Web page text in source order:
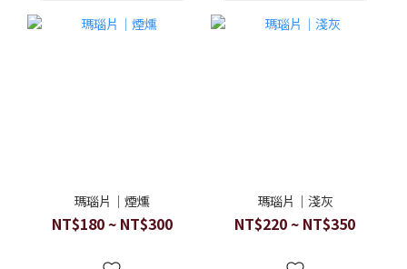
瑪瑙片｜煙燻
NT$180 ~ NT$300
瑪瑙片｜淺灰
NT$220 ~ NT$350